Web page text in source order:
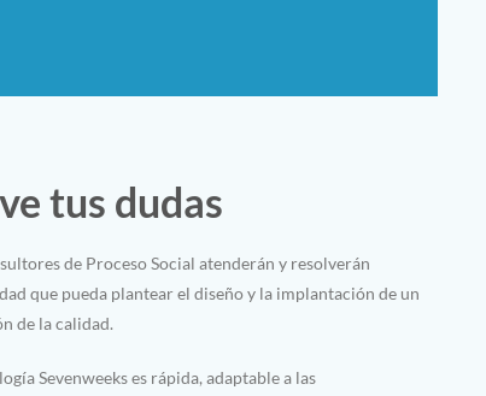
tus dudas
de Proceso Social atenderán y resolverán
que pueda plantear el diseño y la implantación de un
de la calidad.
Sevenweeks es rápida, adaptable a las